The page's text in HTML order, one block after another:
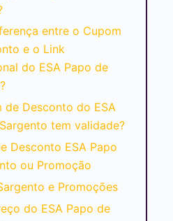
entre o Cupom
e o Link
do ESA Papo de
de Desconto do ESA
tem validade?
Desconto ESA Papo
ou Promoção
e Promoções
do ESA Papo de